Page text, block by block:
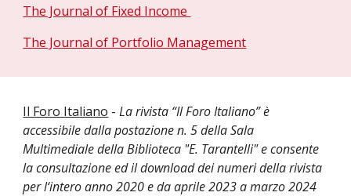
The Journal of Fixed Income
The Journal of Portfolio Management
Il Foro Italiano - La rivista “Il Foro Italiano” è
accessibile dalla postazione n. 5 della Sala
Multimediale della Biblioteca "E. Tarantelli" e consente
la consultazione ed il download dei numeri della rivista
per l‘intero anno 2020 e da aprile 2023 a marzo 2024